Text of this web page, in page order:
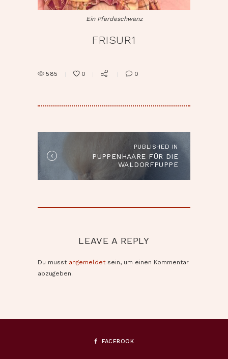
Ein Pferdeschwanz
FRISUR1
585 0 0
PUBLISHED IN
post:
PUPPENHAARE FÜR DIE
WALDORFPUPPE
LEAVE A REPLY
Du musst angemeldetsein, um einen Kommentar
abzugeben.
FACEBOOK